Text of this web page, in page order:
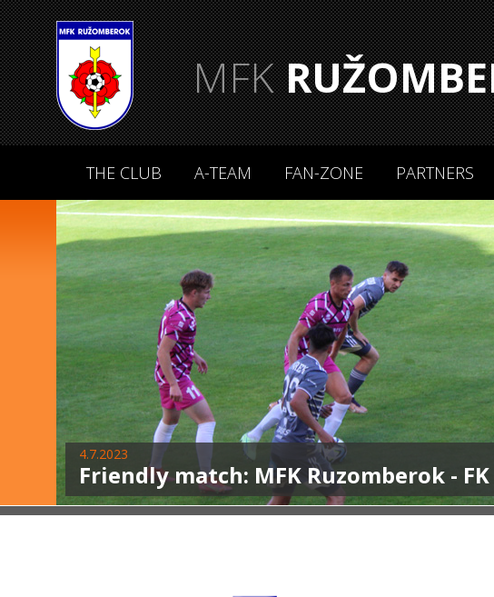
MFK
THE CLUB A-TEAM FAN-ZONE PARTNERS
4.7.2023
Friendly match: MFK Ruzomberok -